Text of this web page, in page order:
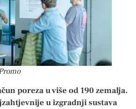
poreza u više od 190 zemalja.
u izgradnji sustava